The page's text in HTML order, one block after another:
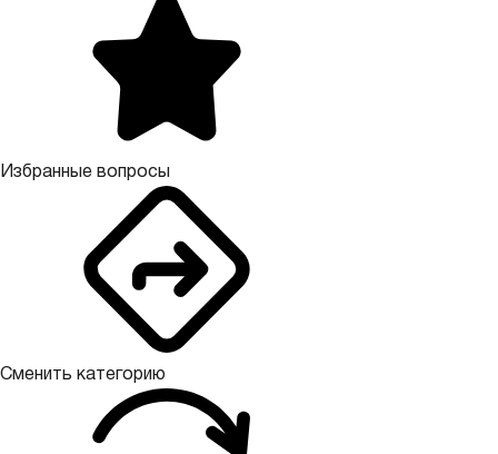
Избранные вопросы
Сменить категорию